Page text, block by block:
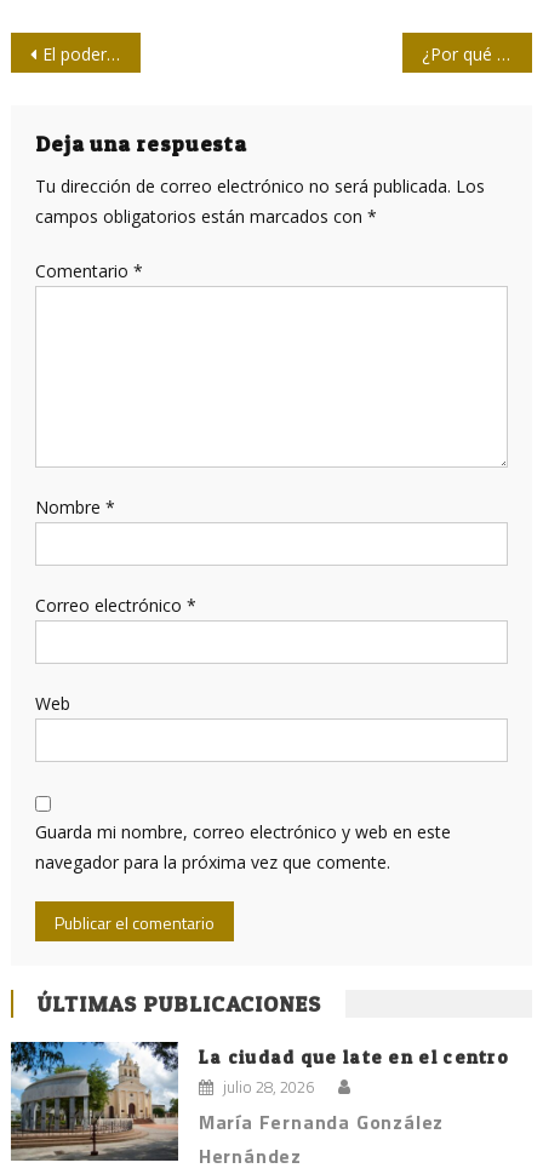
Navegación
entradas
El poder de las mentiras en el mundo red: Trump, presidente cósmico ¿Por qué algunos pacientes con COVID-19 experimentan pérdida de olfato?
Deja una respuesta
Tu dirección de correo electrónico no será publicada. Los
campos obligatorios están marcados con *
Comentario *
Nombre *
Correo electrónico *
Web
Guarda mi nombre, correo electrónico y web en este
navegador para la próxima vez que comente.
ÚLTIMAS PUBLICACIONES
La ciudad que late en el centro
julio 28, 2026
María Fernanda González
Hernández